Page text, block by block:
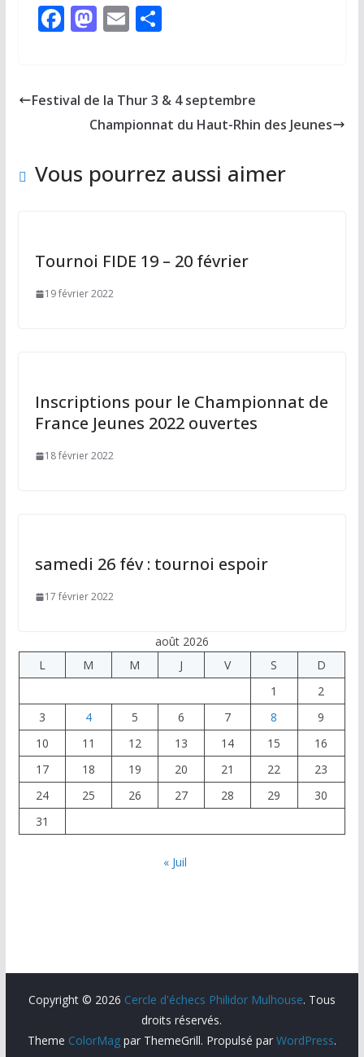
F
b
k
M
d
o
E
l
P
g
er
Festival de la Thur 3 & 4 septembre
Championnat du Haut-Rhin des Jeunes
Vous pourrez aussi aimer
Tournoi FIDE 19 – 20 février
19 février 2022
Inscriptions pour le Championnat de
France Jeunes 2022 ouvertes
18 février 2022
samedi 26 fév : tournoi espoir
17 février 2022
août 2026
L
M M J V S
D
1
2
3
4 5 6 7 8
9
10
11 12 13 14 15
16
17
18 19 20 21 22
23
24
25 26 27 28 29
30
31
« Juil
Copyright © 2026 Cercle d'échecs Philidor Mulhouse. Tous
droits réservés.
Theme ColorMagpar ThemeGrill. Propulsé par WordPress.